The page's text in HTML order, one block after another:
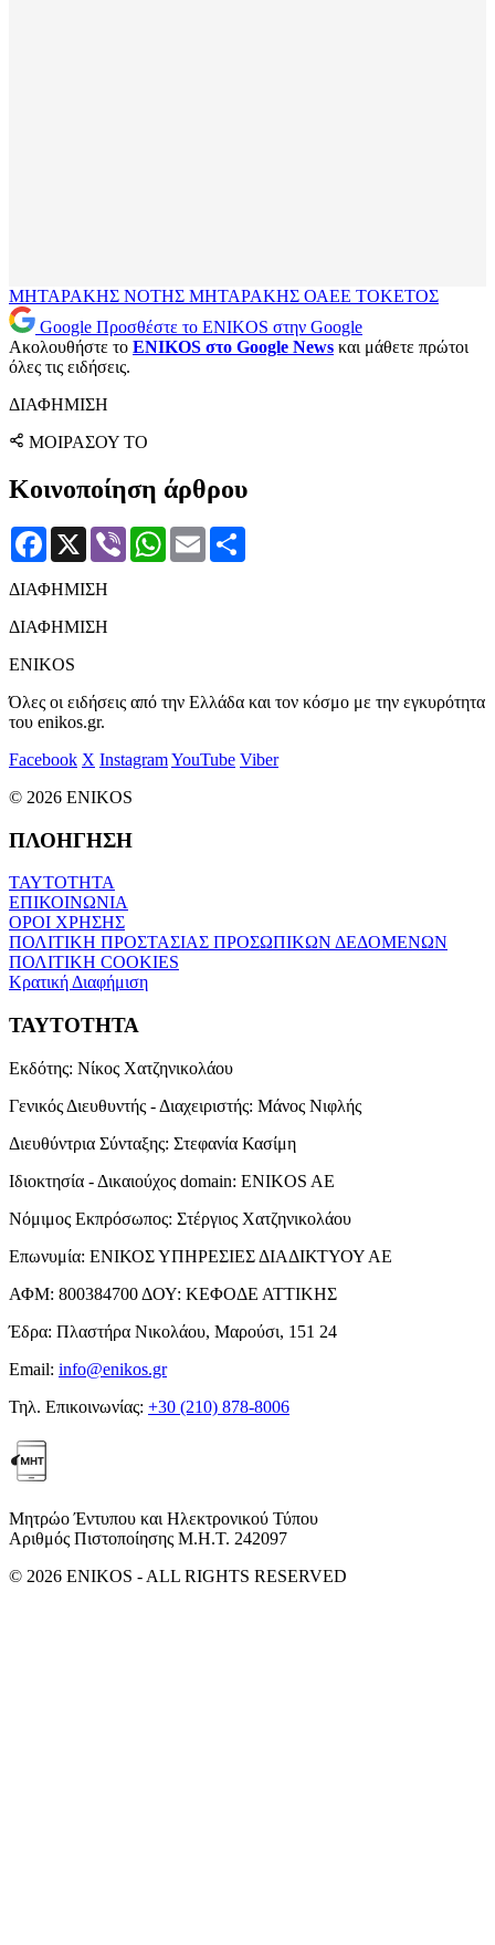
ΜΗΤΑΡΑΚΗΣ ΝΟΤΗΣ ΜΗΤΑΡΑΚΗΣ ΟΑΕΕ ΤΟΚΕΤΟΣ
Google Προσθέστε το ENIKOS στην Google
Ακολουθήστε το ENIKOS στο Google News και μάθετε πρώτοι
όλες τις ειδήσεις.
ΔΙΑΦΗΜΙΣΗ
ΜΟΙΡΑΣΟΥ ΤΟ
Κοινοποίηση άρθρου
Facebook
X Viber WhatsApp
Email
ΔΙΑΦΗΜΙΣΗ
ΔΙΑΦΗΜΙΣΗ
ENIKOS
Όλες οι ειδήσεις από την Ελλάδα και τον κόσμο με την εγκυρότητα
του enikos.gr.
Facebook X InstagramYouTube Viber
© 2026 ENIKOS
ΠΛΟΗΓΗΣΗ
ΤΑΥΤΟΤΗΤΑ
ΕΠΙΚΟΙΝΩΝΙΑ
ΟΡΟΙ ΧΡΗΣΗΣ
ΠΟΛΙΤΙΚΗ ΠΡΟΣΤΑΣΙΑΣ ΠΡΟΣΩΠΙΚΩΝ ΔΕΔΟΜΕΝΩΝ
ΠΟΛΙΤΙΚΗ COOKIES
Κρατική Διαφήμιση
ΤΑΥΤΟΤΗΤΑ
Εκδότης: Νίκος Χατζηνικολάου
Γενικός Διευθυντής - Διαχειριστής: Μάνος Νιφλής
Διευθύντρια Σύνταξης: Στεφανία Κασίμη
Ιδιοκτησία - Δικαιούχος domain: ENIKOS AE
Νόμιμος Εκπρόσωπος: Στέργιος Χατζηνικολάου
Επωνυμία: ΕΝΙΚΟΣ ΥΠΗΡΕΣΙΕΣ ΔΙΑΔΙΚΤΥΟΥ ΑΕ
ΑΦΜ: 800384700 ΔΟΥ: ΚΕΦΟΔΕ ΑΤΤΙΚΗΣ
Έδρα: Πλαστήρα Νικολάου, Μαρούσι, 151 24
Email: info@enikos.gr
Τηλ. Επικοινωνίας: +30 (210) 878-8006
Μητρώο Έντυπου και Ηλεκτρονικού Τύπου
Αριθμός Πιστοποίησης Μ.Η.Τ. 242097
© 2026 ENIKOS - ALL RIGHTS RESERVED